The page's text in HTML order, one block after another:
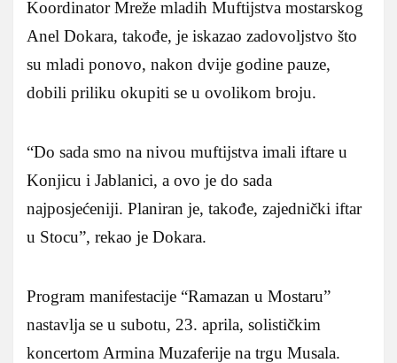
Koordinator Mreže mladih Muftijstva mostarskog
Anel Dokara, takođe, je iskazao zadovoljstvo što
su mladi ponovo, nakon dvije godine pauze,
dobili priliku okupiti se u ovolikom broju.
“Do sada smo na nivou muftijstva imali iftare u
Konjicu i Jablanici, a ovo je do sada
najposjećeniji. Planiran je, takođe, zajednički iftar
u Stocu”, rekao je Dokara.
Program manifestacije “Ramazan u Mostaru”
nastavlja se u subotu, 23. aprila, solističkim
koncertom Armina Muzaferije na trgu Musala.